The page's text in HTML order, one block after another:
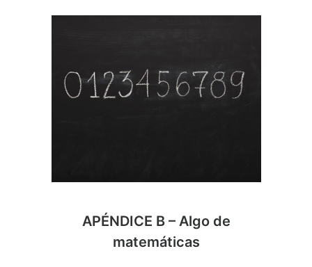
APÉNDICE B – Algo de
matemáticas